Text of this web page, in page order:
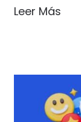
Leer Más